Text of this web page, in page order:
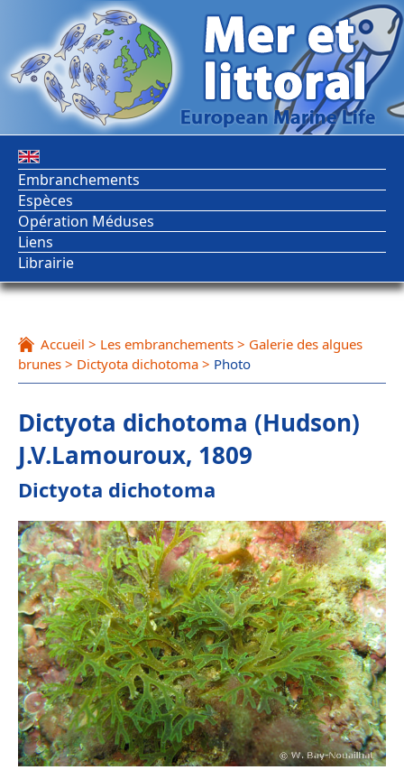
Embranchements
Espèces
Opération Méduses
Liens
Librairie
Accueil > Les embranchements > Galerie des algues
brunes > Dictyota dichotoma > Photo
Dictyota dichotoma (Hudson)
J.V.Lamouroux, 1809
Dictyota dichotoma